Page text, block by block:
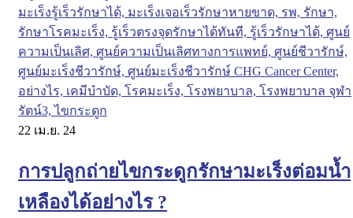
22 เม.ย. 24
การปลูกถ่ายไขกระดูกรักษามะเร็งต่อมน้ำ
เหลืองได้อย่างไร ?